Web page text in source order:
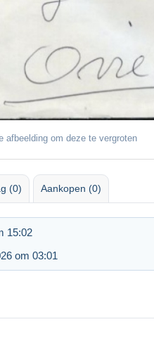
afbeelding om deze te vergroten
(0) Aankopen (0)
15:02
om 03:01